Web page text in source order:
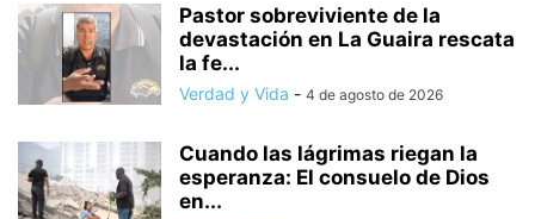
Pastor sobreviviente de la
devastación en La Guaira rescata
la fe...
Verdad y Vida - 4 de agosto de 2026
Cuando las lágrimas riegan la
esperanza: El consuelo de Dios
en...